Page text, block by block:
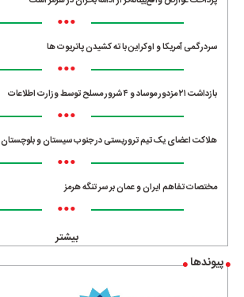
•••
سردرگمی آمریکا و اوکراین با ته کشیدن پاتریوت ها
•••
بازداشت ۲۱ مزدور موساد و ۴ شرور مسلح توسط وزارت اطلاعات
•••
هلاکت اعضای یک تیم تروریستی در جنوب سیستان و بلوچستان
•••
مختصات تفاهم ایران و عمان بر سر تنگه هرمز
•••
بیشتر
پیوندها